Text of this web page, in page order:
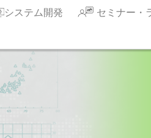
セミナー・
システム開発